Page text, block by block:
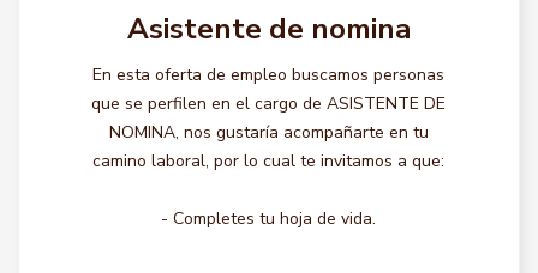
Asistente de nomina
En esta oferta de empleo buscamos personas
que se perfilen en el cargo de ASISTENTE DE
NOMINA, nos gustaría acompañarte en tu
camino laboral, por lo cual te invitamos a que:
- Completes tu hoja de vida.